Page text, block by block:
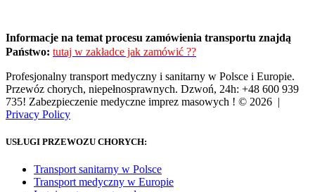
Informacje na temat procesu zamówienia transportu znajdą
Państwo: tutaj w zakładce jak zamówić ??
Profesjonalny transport medyczny i sanitarny w Polsce i Europie.
Przewóz chorych, niepełnosprawnych. Dzwoń, 24h: +48 600 939
735! Zabezpieczenie medyczne imprez masowych ! © 2026 |
Privacy Policy
USŁUGI PRZEWOZU CHORYCH:
Transport sanitarny w Polsce
Transport medyczny w Europie